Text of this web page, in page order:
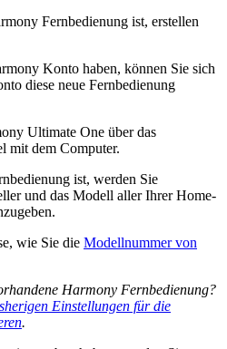
Fernbedienung ist, erstellen
Konto haben, können Sie sich
diese neue Fernbedienung
Ultimate One über das
mit dem Computer.
ist, werden Sie
und das Modell aller Ihrer Home-
wie Sie die Modellnummer von
Harmony Fernbedienung?
Einstellungen für die
.